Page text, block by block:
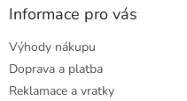
Informace pro vás
Výhody nákupu
Doprava a platba
Reklamace a vratky